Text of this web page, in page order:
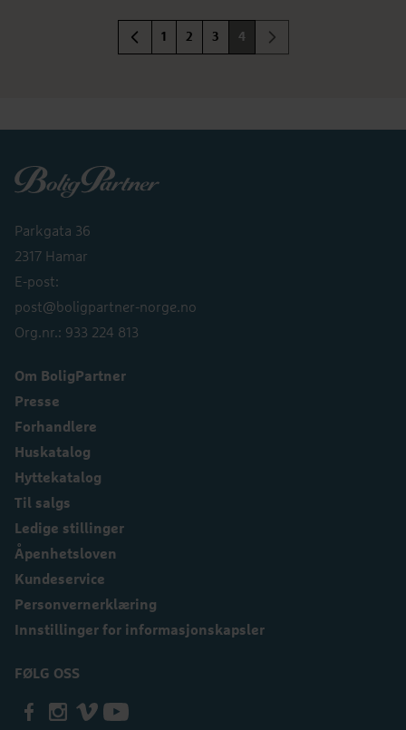
1 2 3 4
Boligpartner
Parkgata 36
2317 Hamar
E-post:
post@boligpartner-norge.no
Org.nr.: 933 224 813
Om BoligPartner
Presse
Forhandlere
Huskatalog
Hyttekatalog
Til salgs
Ledige stillinger
Åpenhetsloven
Kundeservice
Personvernerklæring
Innstillinger for informasjonskapsler
FØLG OSS